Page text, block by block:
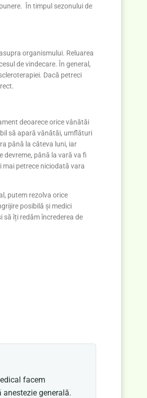
În timpul sezonului de
organismului. Reluarea
de vindecare. În general,
Dacă petreci
deoarece orice vânătăi
să apară vânătăi, umflături
până la câteva luni, iar
devreme, până la vară va fi
mai petrece niciodată vara
putem rezolva orice
posibilă și medici
să îți redăm încrederea de
facem
generală.